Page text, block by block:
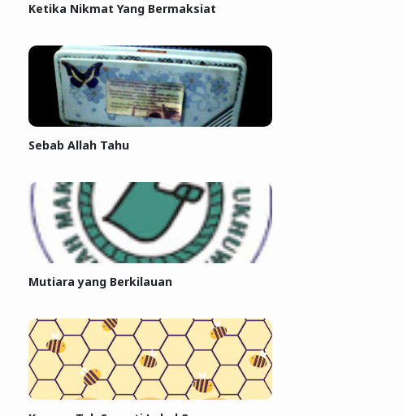
Ketika Nikmat Yang Bermaksiat
Sebab Allah Tahu
Mutiara yang Berkilauan